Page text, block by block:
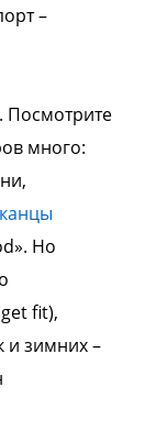
–
Посмотрите
много:
Но
fit),
и зимних –